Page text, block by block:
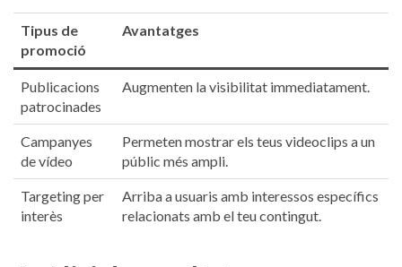
Tipus de
promoció
Avantatges
Publicacions
patrocinades
Augmenten la visibilitat immediatament.
Campanyes
⁣de vídeo
Permeten mostrar els ‌teus videoclips a un
públic més ​ampli.
Targeting per
interès
Arriba a usuaris ‍amb‍ interessos ‌específics
relacionats amb el teu ⁣contingut.